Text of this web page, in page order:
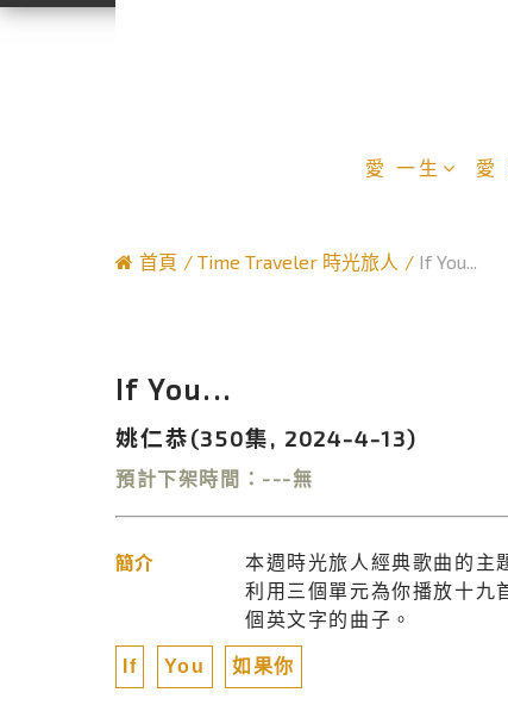
愛 一生 愛
首頁 Time Traveler 時光旅人 If You...
If You...
姚仁恭(350集, 2024-4-13)
預計下架時間：---無
簡介
本週時光旅人經典歌曲的主
利用三個單元為你播放十九
個英文字的曲子。
If You 如果你